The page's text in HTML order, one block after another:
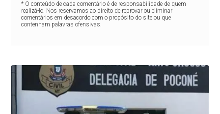
* O conteúdo de cada comentário é de responsabilidade de quem
realizá-lo. Nos reservamos ao direito de reprovar ou eliminar
comentários em desacordo com o propósito do site ou que
contenham palavras ofensivas.